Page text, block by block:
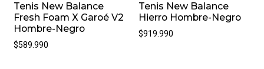
Tenis New Balance
Fresh Foam X Garoé V2
Hombre-Negro
$589.990
Tenis New Balance
Hierro Hombre-Negro
$919.990